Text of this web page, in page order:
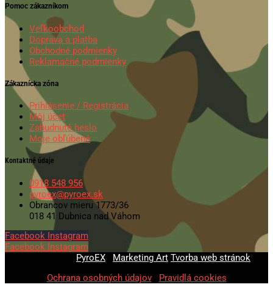
Pomoc zákazníkom
Veľkoobchod
Doprava a platba
Obchodné podmienky
Reklamačné podmienky
Zákaznícka zóna
Prihlásenie / Registrácia
Môj účet
Zabudnuté heslo
Moje obľúbené
Kontaktné údaje
0918 548 956
pyroex@pyroex.sk
Obrancov mieru 1773/36
018 41 Dubnica nad Váhom
Facebook Instagram
Facebook Instagram
PyroEX Marketing Art Tvorba web stránok
Ochrana osobných údajov| Pravidlá cookies